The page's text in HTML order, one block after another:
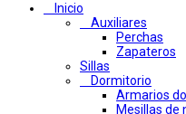
Inicio
Auxiliares
Perchas
Zapateros
Sillas
Dormitorio
Armarios
Mesillas de